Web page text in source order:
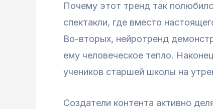
Почему этот тренд так
спектакли, где вместо
Во-вторых, нейротренд
ему человеческое тепло.
учеников старшей школы на
Создатели контента активно